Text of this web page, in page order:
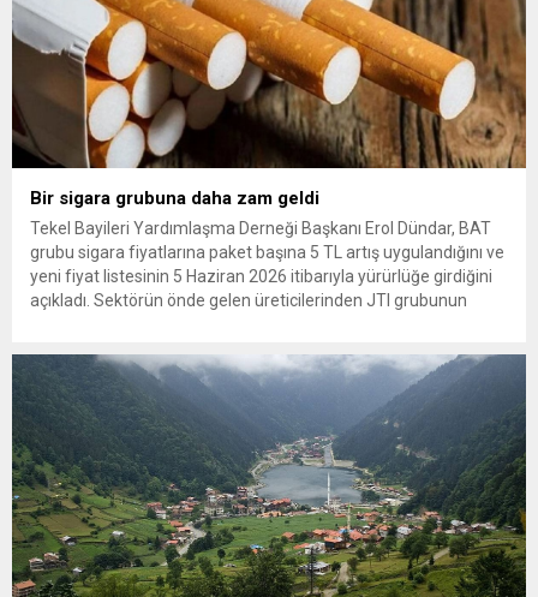
Bir sigara grubuna daha zam geldi
Tekel Bayileri Yardımlaşma Derneği Başkanı Erol Dündar, BAT
grubu sigara fiyatlarına paket başına 5 TL artış uygulandığını ve
yeni fiyat listesinin 5 Haziran 2026 itibarıyla yürürlüğe girdiğini
açıkladı. Sektörün önde gelen üreticilerinden JTI grubunun
Yardımlaşma...